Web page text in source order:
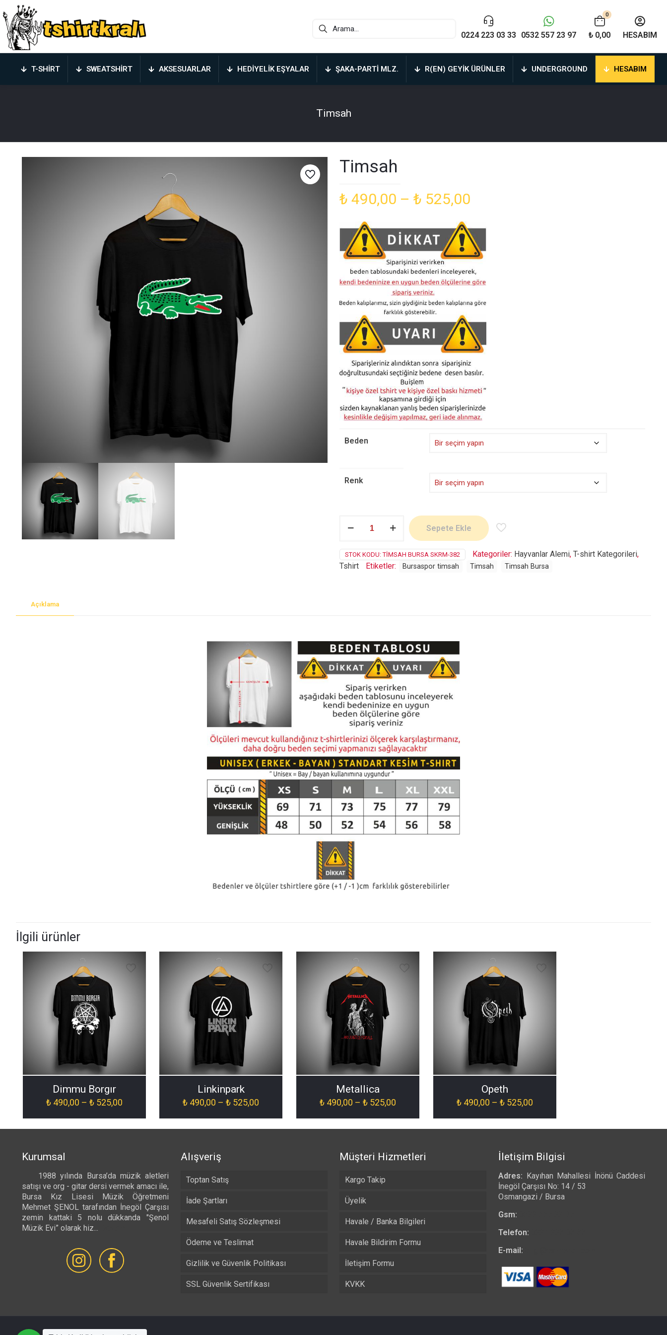
0224 223 03 33 0532 557 23 97
0
₺ 0,00 HESABIM
T-SHIRT SWEATSHIRT AKSESUARLAR HEDIYELIK EŞYALAR ŞAKA-PARTI MLZ. R(EN) GEYIK ÜRÜNLER UNDERGROUND HESABIM
Timsah
Timsah
₺ 490,00 – ₺ 525,00
₺ 490,00
-
₺ 525,00
Beden
Renk
adet
Sepete Ekle
STOK KODU:TIMSAH BURSA SKRM-382 Kategoriler: Hayvanlar Alemi, T-shirt Kategorileri,
Tshirt
Etiketler: Bursaspor timsah Timsah Timsah Bursa
Açıklama
İlgili ürünler
Dimmu Borgır
₺490,00 – ₺525,00Fiyat
Linkinpark
₺ 490,00 –₺ 525,00
Metallica
₺490,00 – ₺525,00Fiyat
Opeth
₺490,00 – ₺525,00Fiyat
Kurumsal
1988 yılında Bursa’da müzik aletleri
satışı ve org - gitar dersi vermek amacı ile,
Bursa Kız Lisesi Müzik Öğretmeni
Mehmet ŞENOL tarafından İnegöl Çarşısı
zemin kattaki 5 nolu dükkanda "Şenol
Müzik Evi” olarak hiz...
Alışveriş
Toptan Satış
İade Şartları
Mesafeli Satış Sözleşmesi
Ödeme ve Teslimat
Gizlilik ve Güvenlik Politikası
SSL Güvenlik Sertifikası
Müşteri Hizmetleri
Kargo Takip
Üyelik
Havale / Banka Bilgileri
Havale Bildirim Formu
İletişim Formu
KVKK
İletişim Bilgisi
Adres: Kayıhan Mahallesi İnönü Caddesi
İnegöl Çarşısı No: 14 / 53
Osmangazi / Bursa
Gsm:
Telefon:
E-mail: